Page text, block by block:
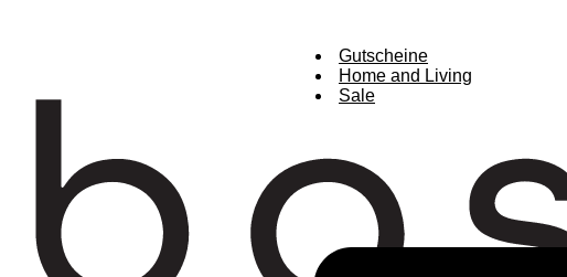
Gutscheine
Home and Living
Sale